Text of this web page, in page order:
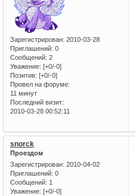
Зарегистрирован: 2010-03-28
Приглашений: 0
Сообщений: 2
Уважение: [+0/-0]
Позитив: [+0/-0]
Провел на форуме:
11 минут
Последний визит:
2010-03-28 00:52:11
snorck
Проездом
Зарегистрирован: 2010-04-02
Приглашений: 0
Сообщений: 1
Уважение: [+0/-0]